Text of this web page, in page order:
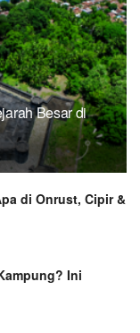
Besar di
di Onrust, Cipir &
Ini